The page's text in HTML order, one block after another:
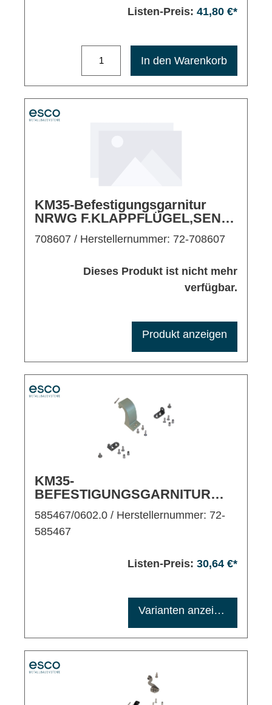
Listen-Preis: 41,80 €*
In den Warenkorb
KM35-Befestigungsgarnitur
NRWG F.KLAPPFLÜGEL,SENK-
KLAPP WICLINE AUSW.
708607 / Herstellernummer: 72-708607
Dieses Produkt ist nicht mehr
verfügbar.
Produkt anzeigen
KM35-
BEFESTIGUNGSGARNITUR
RAL 9016 FÜR KIPPFLÜGEL
EINWÄRTS/RAHMENMONTAGE
585467/0602.0 / Herstellernummer: 72-
585467
Listen-Preis: 30,64 €*
Maximale Bestellmenge: 1200
Varianten anzeigen